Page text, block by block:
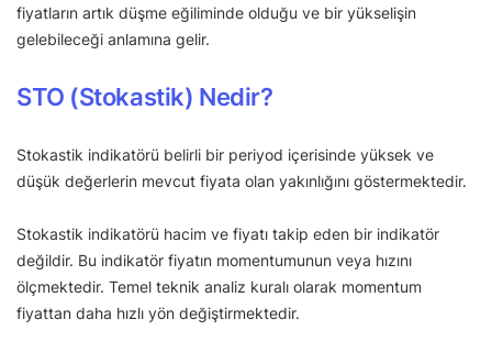
fiyatların artık düşme eğiliminde olduğu ve bir yükselişin
gelebileceği anlamına gelir.
STO (Stokastik) Nedir?
Stokastik indikatörü belirli bir periyod içerisinde yüksek ve
düşük değerlerin mevcut fiyata olan yakınlığını göstermektedir.
Stokastik indikatörü hacim ve fiyatı takip eden bir indikatör
değildir. Bu indikatör fiyatın momentumunun veya hızını
ölçmektedir. Temel teknik analiz kuralı olarak momentum
fiyattan daha hızlı yön değiştirmektedir.